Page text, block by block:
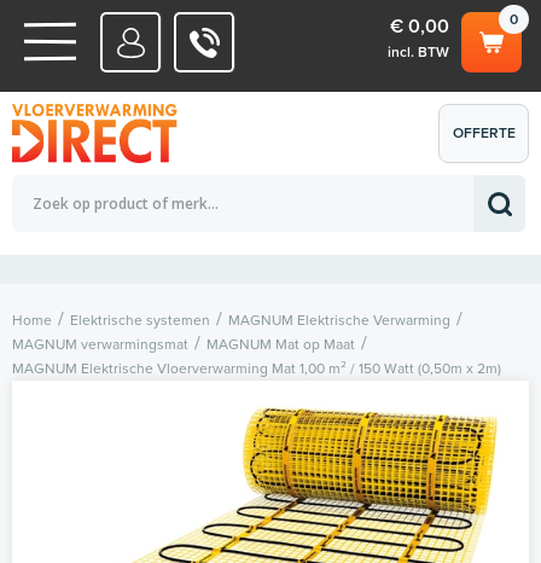
WATERSYSTEMEN
ELEKTRISCHE SYSTEMEN
0
€ 0,00
incl. BTW
Totaalbedrag (incl. BTW) € 0,00
OFFERTE
AANVRAGEN
Home Elektrische systemen
MAGNUM Elektrische Verwarming
MAGNUM verwarmingsmat
MAGNUM Mat op Maat
MAGNUM Elektrische Vloerverwarming Mat 1,00 m² / 150 Watt (0,50m x 2m)